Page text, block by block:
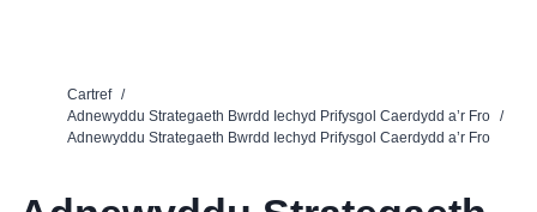
Cartref /
Adnewyddu Strategaeth Bwrdd Iechyd Prifysgol Caerdydd a’r Fro /
Adnewyddu Strategaeth Bwrdd Iechyd Prifysgol Caerdydd a’r Fro